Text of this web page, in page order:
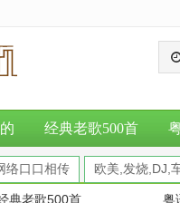
经典老歌500首
络口口相传 欧美,发烧,DJ,
典老歌500首 粤